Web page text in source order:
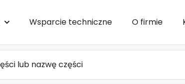
Wsparcie techniczne O firmie